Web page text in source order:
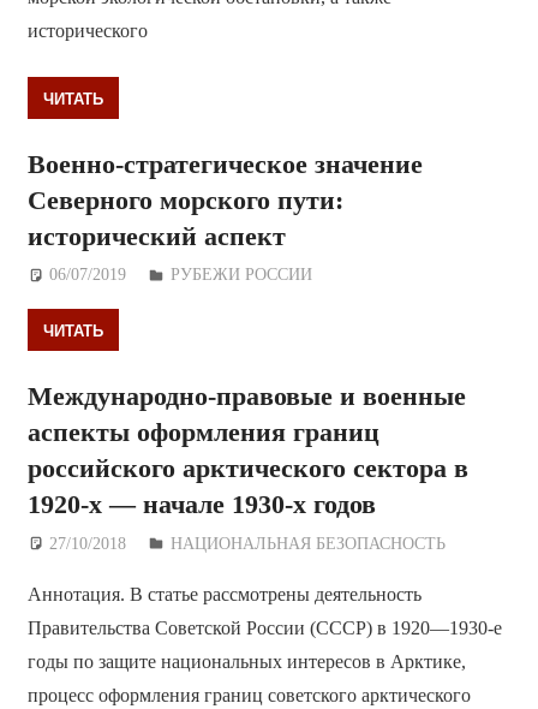
исторического
ЧИТАТЬ
Военно-стратегическое значение
Северного морского пути:
исторический аспект
06/07/2019 Дежурный по Редакции
РУБЕЖИ РОССИИ
ЧИТАТЬ
Международно-правовые и военные
аспекты оформления границ
российского арктического сектора в
1920-х — начале 1930-х годов
27/10/2018 Дежурный по Редакции
НАЦИОНАЛЬНАЯ БЕЗОПАСНОСТЬ
Аннотация. В статье рассмотрены деятельность
Правительства Советской России (СССР) в 1920—1930-е
годы по защите национальных интересов в Арктике,
процесс оформления границ советского арктического